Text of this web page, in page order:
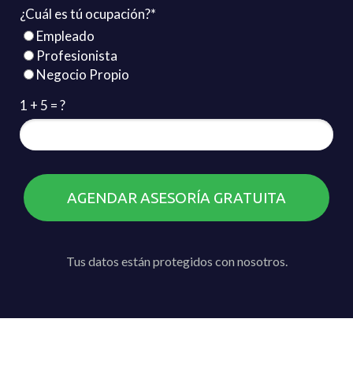
¿Cuál es tú ocupación?*
Empleado
Profesionista
Negocio Propio
1 + 5 = ?
AGENDAR ASESORÍA GRATUITA
Tus datos están protegidos con nosotros.